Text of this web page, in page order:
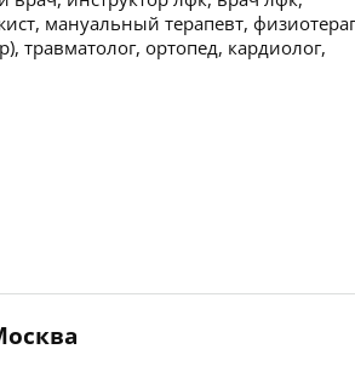
мануальный терапевт,
травматолог, ортопед, кардиолог,